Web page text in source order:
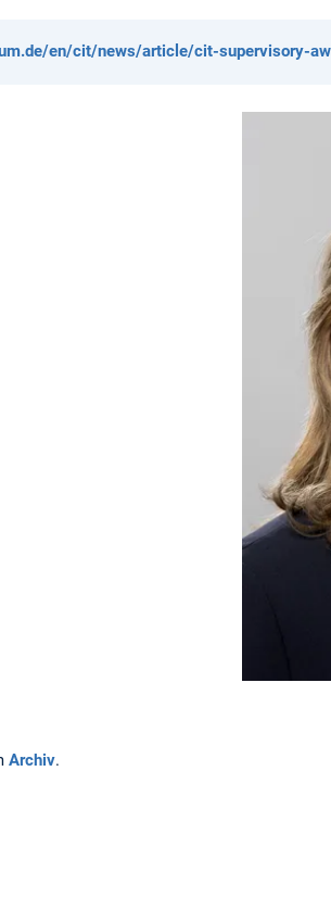
en/cit/news/article/cit-supervisory-
Archiv.